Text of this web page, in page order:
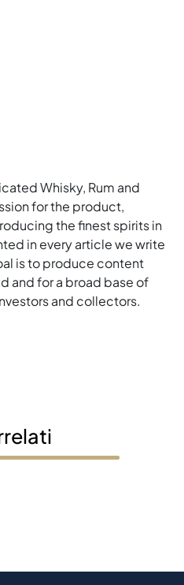
Whisky, Rum and
for the product,
the finest spirits in
in every article we write
is to produce content
and for a broad base of
and collectors.